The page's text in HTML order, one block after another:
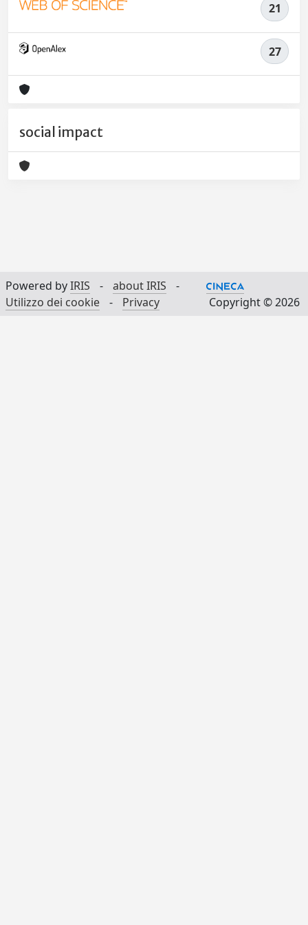
21
27
social impact
Powered byIRIS - about IRIS
-
Utilizzo dei cookie
- Privacy Copyright © 2026